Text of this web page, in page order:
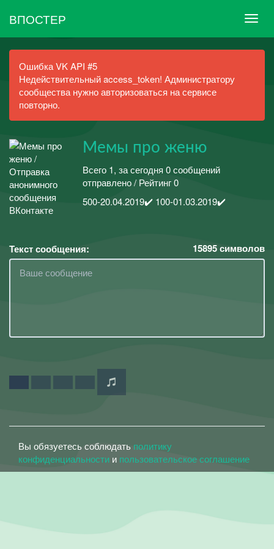
ВПОСТЕР
Ошибка VK API #5
Недействительный access_token! Администратору
сообщества нужно авторизоваться на сервисе
повторно.
Мемы про женю
Всего 1, за сегодня 0 сообщений
отправлено / Рейтинг 0
500-20.04.2019✔️ 100-01.03.2019✔️
Текст сообщения: 15895символов
Вы обязуетесь соблюдать политику
конфиденциальности и пользовательское соглашение